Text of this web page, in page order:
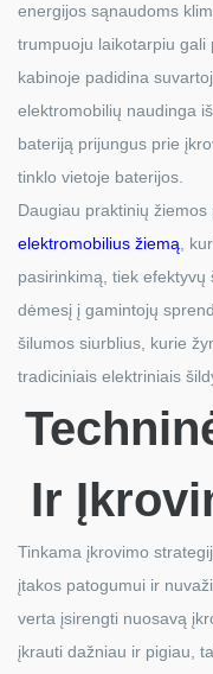
energijos sąnaudoms
trumpuoju laikotarpiu gali
kabinoje padidina
elektromobilių naudinga
bateriją prijungus prie
tinklo vietoje baterijos.
Daugiau praktinių
elektromobilius žiemą ,
pasirinkimą, tiek
dėmesį į gamintojų
šilumos siurblius, kurie
tradiciniais elektriniais
Ir
Tinkama įkrovimo
įtakos patogumui ir
verta įsirengti nuosavą
įkrauti dažniau ir pigiau,